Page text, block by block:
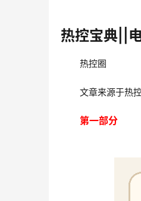
热控宝典||
热控圈
文章来源于热
第一部分